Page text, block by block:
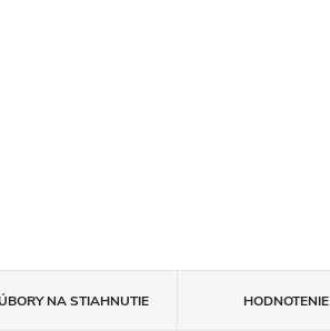
NA STIAHNUTIE HODNOTENIE